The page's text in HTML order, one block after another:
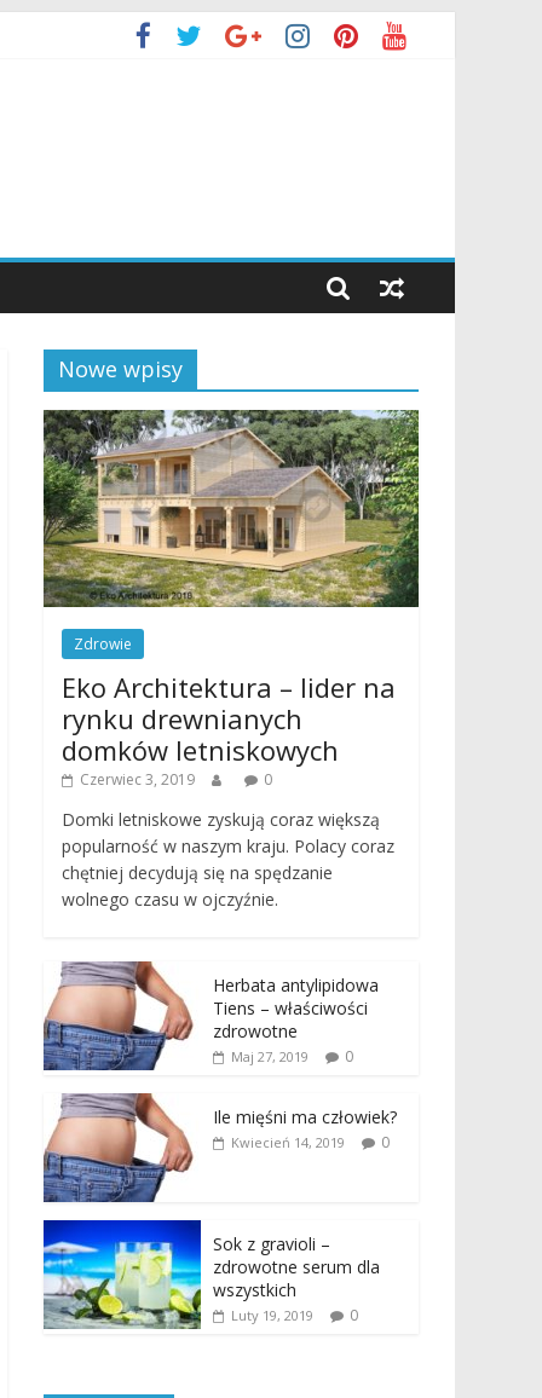
Nowe wpisy
Zdrowie
Eko Architektura – lider na
rynku drewnianych
domków letniskowych
Czerwiec 3, 2019 0
Domki letniskowe zyskują coraz większą
popularność w naszym kraju. Polacy coraz
chętniej decydują się na spędzanie
wolnego czasu w ojczyźnie.
Herbata antylipidowa
Tiens – właściwości
zdrowotne
Maj 27, 2019 0
Ile mięśni ma człowiek?
Kwiecień 14, 2019 0
Sok z gravioli –
zdrowotne serum dla
wszystkich
Luty 19, 2019 0